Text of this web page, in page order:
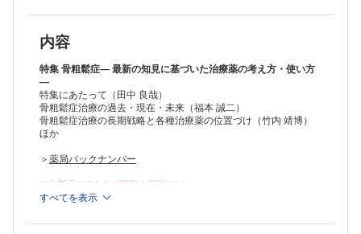
薬剤性骨粗鬆症に対するマネジメントの勘所
・ステロイド性骨粗鬆症（田中 郁子）
・がん治療に伴う骨粗鬆症（中村 信元 ほか）
合併症・併存症をもつ骨粗鬆症患者における予防・治療の実践ポイント
・関節リウマチ×骨粗鬆症（中野 和久）
・慢性腎臓病×骨粗鬆症（中川 洋佑 ほか）
・糖尿病×骨粗鬆症（稲葉 雅章）
・慢性閉塞性肺疾患×骨粗鬆症（巽 浩一郎）
骨粗鬆症治療の継続性とアドヒアランス不良患者への対応（鈴木 敦詞
ほか）
内容
特集 骨粗鬆症― 最新の知見に基づいた治療薬の考え方・使い方
―
特集にあたって（田中 良哉）
骨粗鬆症治療の過去・現在・未来（福本 誠二）
骨粗鬆症治療の長期戦略と各種治療薬の位置づけ（竹内 靖博）
ほか
＞ 薬局バックナンバー
※本製品はPCでの閲覧も可能です。
製品のご購入後、「購入済ライセンス一覧」より、オンライン環
認ください。
すべてを表示